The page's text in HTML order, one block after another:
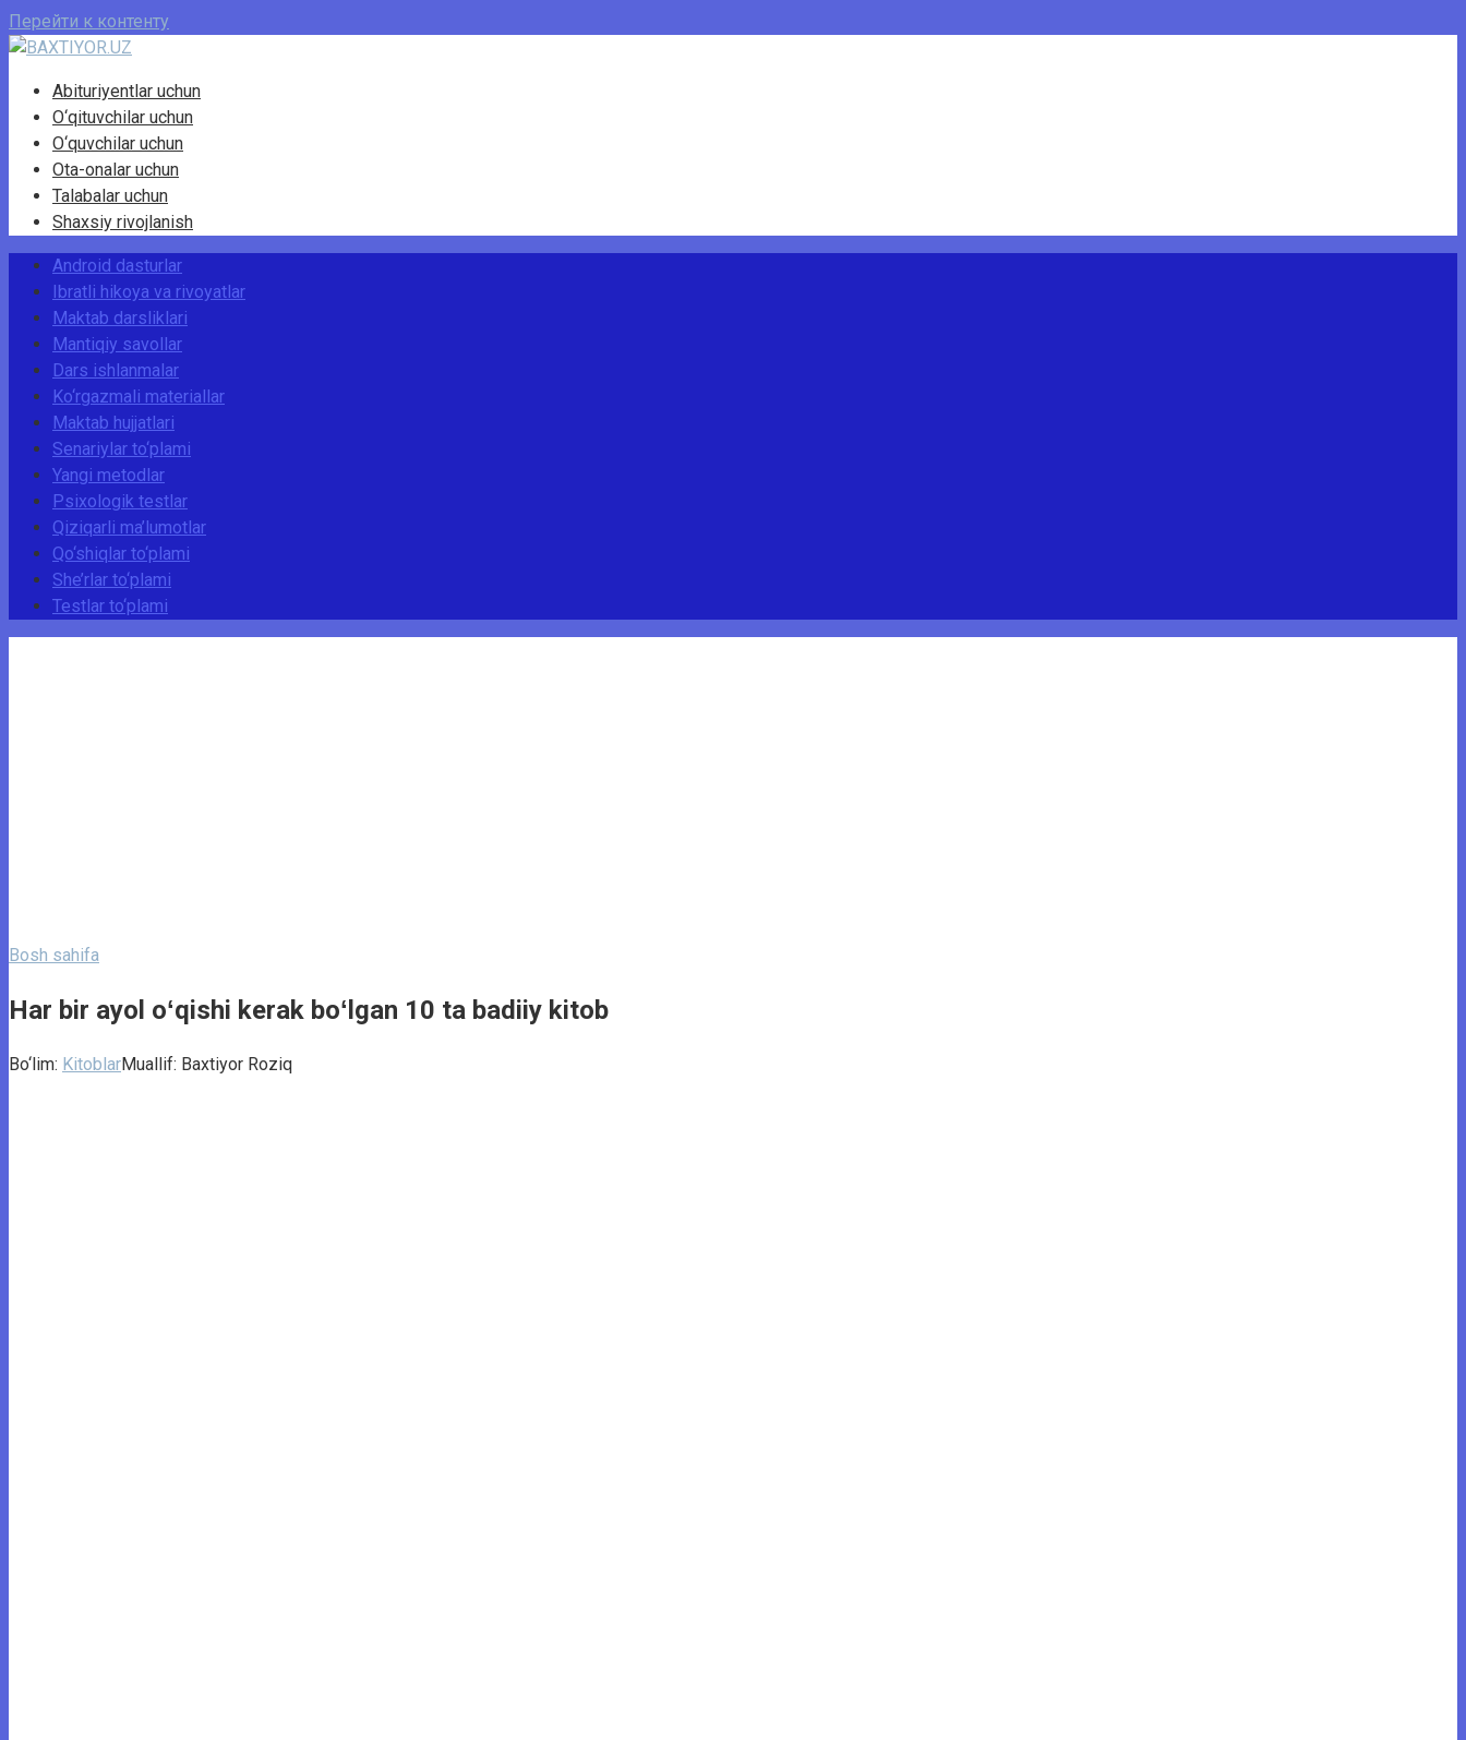
Перейти к контенту
Abituriyentlar uchun
O‘qituvchilar uchun
O‘quvchilar uchun
Ota-onalar uchun
Talabalar uchun
Shaxsiy rivojlanish
Android dasturlar
Ibratli hikoya va rivoyatlar
Maktab darsliklari
Mantiqiy savollar
Dars ishlanmalar
Ko‘rgazmali materiallar
Maktab hujjatlari
Senariylar to‘plami
Yangi metodlar
Psixologik testlar
Qiziqarli ma’lumotlar
Qo‘shiqlar to‘plami
She’rlar to‘plami
Testlar to‘plami
Bosh sahifa
Har bir ayol oʻqishi kerak boʻlgan 10 ta badiiy kitob
Bo‘lim: KitoblarMuallif: Baxtiyor Roziq